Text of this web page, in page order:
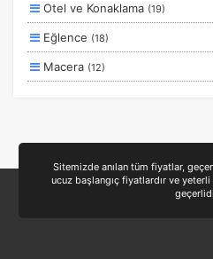
Ekstralar Dahil
Otel ve Konaklama (19)
Eğlence (18)
Macera (12)
Kayak ve Kış Sporları(5)
Sitemizde anılan tüm fiyatlar,
ucuz başlangıç fiyatlardır ve